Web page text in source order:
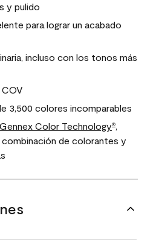
y pulido
para lograr un acabado
incluso con los tonos más
3,500 colores incomparables
Gennex Color Technology®,
de colorantes y